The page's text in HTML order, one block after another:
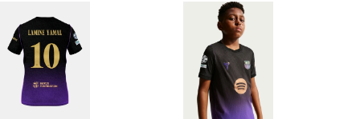
extérieur homme 26/27 FC
Barcelona x Kobe Bryant -
Édition Joueur
UCL Maillot extérieur junior
26/27 FC Barcelona x Kobe
Bryant - Édition Joueur